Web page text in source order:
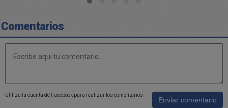
Comentarios
Utiliza tu cuenta de Facebook para realizar los comentarios
Enviar comentario